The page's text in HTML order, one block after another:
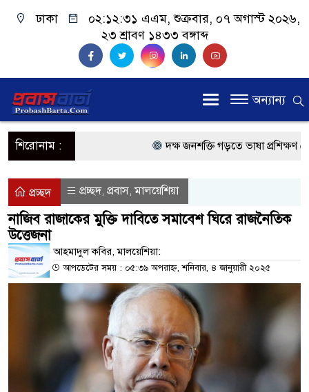
ঢাকা ০২:১২:৩১ এএম, শুক্রবার, ০৭ অগাস্ট ২০২৬,
২৩ শ্রাবণ ১৪৩৩ বঙ্গাব্দ
অন্যান্য
শিরোনাম : দক্ষ জনশক্তি গড়তে ভাষা প্রশিক্ষণ
প্রধানমন্ত্রী
প্রবাসী কল্যাণমন্ত্রী সিলেটের আরিফুল
মালয়েশিয়ায় কর্মী পাঠাতে রিক্রুটিং
মালয়েশিয়া বিমানবন্দরে ভুয়া ভিসায়
বাংলাদেশিরা
মালয়েশিয়ায় নথি জালিয়াতির
কুয়ালালামপুরে বিশেষ অভিযানে
প্রচ্ছদ প্রচ্ছদ, প্রবাস,মালয়েশিয়া
নাজিব রাজাকের মুক্তি দাবিতে সমাবেশ ঘিরে রাজনৈতিক
উত্তেজনা
আহমাদুল কবির, মালয়েশিয়া:
আপডেটের সময় : ০৫:৩৯ অপরাহ্ন, শনিবার, ৪ জানুয়ারী ২০২৫